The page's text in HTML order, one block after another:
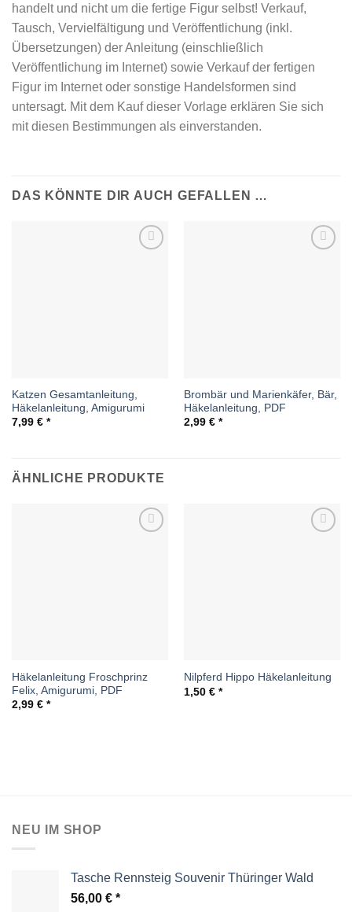
handelt und nicht um die fertige Figur selbst! Verkauf,
Tausch, Vervielfältigung und Veröffentlichung (inkl.
Übersetzungen) der Anleitung (einschließlich
Veröffentlichung im Internet) sowie Verkauf der fertigen
Figur im Internet oder sonstige Handelsformen sind
untersagt. Mit dem Kauf dieser Vorlage erklären Sie sich
mit diesen Bestimmungen als einverstanden.
DAS KÖNNTE DIR AUCH GEFALLEN …
Katzen Gesamtanleitung,
Häkelanleitung, Amigurumi
7,99 €
Brombär und Marienkäfer, Bär,
Häkelanleitung, PDF
2,99 €
ÄHNLICHE PRODUKTE
Häkelanleitung Froschprinz
Felix, Amigurumi, PDF
2,99 €
Nilpferd Hippo Häkelanleitung
1,50 €
NEU IM SHOP
Tasche Rennsteig Souvenir Thüringer Wald
56,00 €